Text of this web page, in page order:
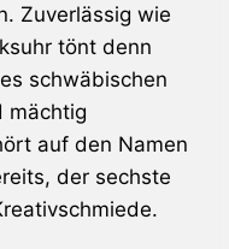
Zuverlässig wie
tönt denn
schwäbischen
mächtig
auf den Namen
der sechste